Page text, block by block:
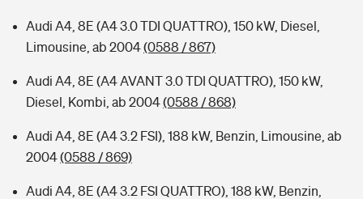
Audi A4, 8E (A4 3.0 TDI QUATTRO), 150 kW, Diesel,
Limousine, ab 2004(0588 / 867)
Audi A4, 8E (A4 AVANT 3.0 TDI QUATTRO), 150 kW,
Diesel, Kombi, ab 2004(0588 / 868)
Audi A4, 8E (A4 3.2 FSI), 188 kW, Benzin, Limousine, ab
2004(0588 / 869)
Audi A4, 8E (A4 3.2 FSI QUATTRO), 188 kW, Benzin,